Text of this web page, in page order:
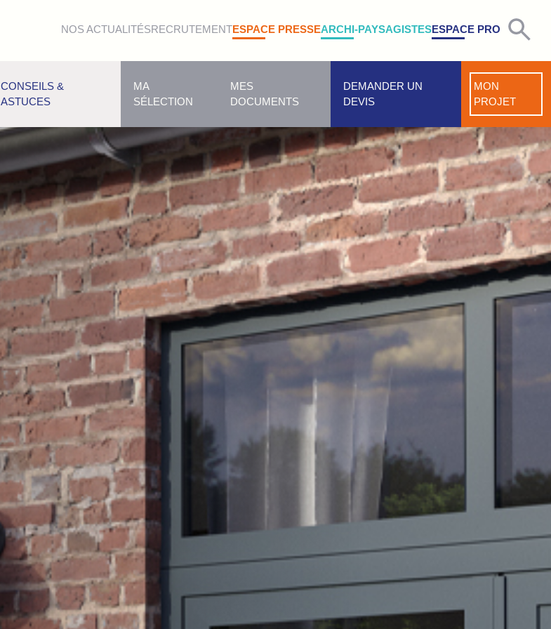
NOS ACTUALITÉSRECRUTEMENTESPACE PRESSEARCHI-PAYSAGISTESESPACE PRO
CONSEILS &
ASTUCES
MA
SÉLECTION
MES
DOCUMENTS
DEMANDER UN
DEVIS
MON
PROJET